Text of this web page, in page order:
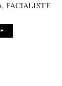
FACIALISTE